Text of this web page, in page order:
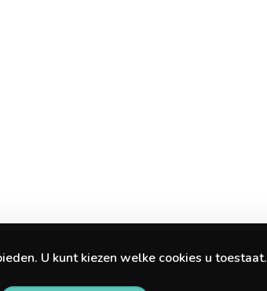
U kunt kiezen welke cookies u toestaat.